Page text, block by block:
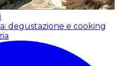
degustazione e cooking